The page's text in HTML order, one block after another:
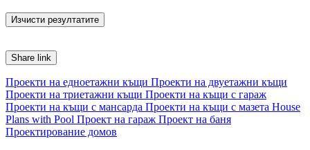
Share link
Проекти на едноетажни къщи Проекти на двуетажни къщи
Проекти на триетажни къщи Проекти на къщи с гараж
Проекти на къщи с мансарда Проекти на къщи с мазета House
Plans with Pool Проект на гараж Проект на баня
Проектирование домов